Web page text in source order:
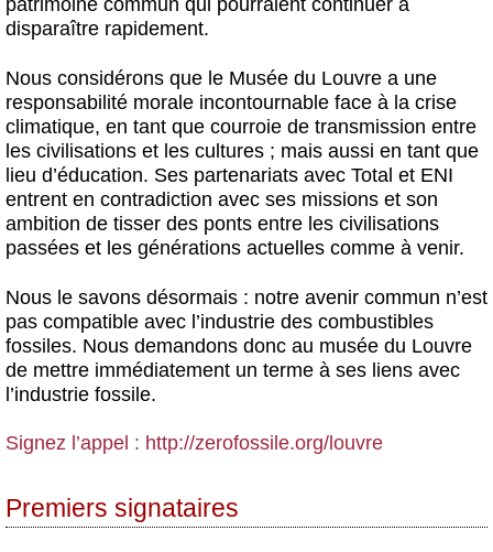
disparaître rapidement.
Nous considérons que le Musée du Louvre a une
responsabilité morale incontournable face à la crise
climatique, en tant que courroie de transmission entre
les civilisations et les cultures ; mais aussi en tant que
lieu d’éducation. Ses partenariats avec Total et ENI
entrent en contradiction avec ses missions et son
ambition de tisser des ponts entre les civilisations
passées et les générations actuelles comme à venir.
Nous le savons désormais : notre avenir commun n’est
pas compatible avec l’industrie des combustibles
fossiles. Nous demandons donc au musée du Louvre
de mettre immédiatement un terme à ses liens avec
l’industrie fossile.
Signez l’appel : http://zerofossile.org/louvre
Premiers signataires